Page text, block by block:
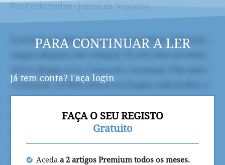
Por Carla Pedro - Jornal de Negócios
PARA CONTINUAR A LER
Já tem conta? Faça login
FAÇA O SEU REGISTO
Gratuito
Aceda a 2 artigos Premium todos os meses.